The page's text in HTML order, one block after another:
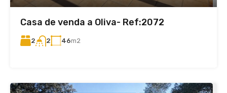
Casa de venda a Oliva- Ref:2072
2 2 46m2